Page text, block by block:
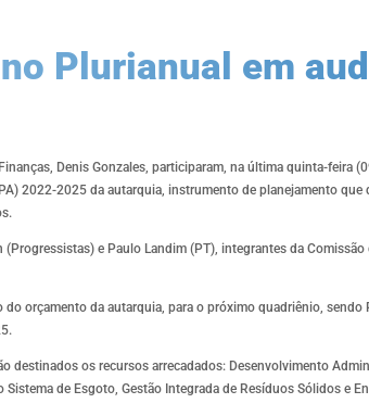
Plurianual em
Denis Gonzales, participaram, na última quinta-feira
2022-2025 da autarquia, instrumento de planejamento que
e Paulo Landim (PT), integrantes da
do orçamento da autarquia, para o próximo quadriênio,
destinados os recursos arrecadados: Desenvolvimento
de Esgoto, Gestão Integrada de Resíduos Sólidos e